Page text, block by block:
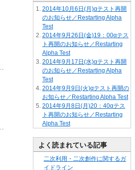
2014年10月6日(月)αテスト再開
のお知らせ／Restarting Alpha
Test
2014年9月26日(金)19：00αテス
ト再開のお知らせ／Restarting
Alpha Test
2014年9月17日(水)αテスト再開
のお知らせ／Restarting Alpha
Test
2014年9月9日(火)αテスト再開の
お知らせ／Restarting Alpha Test
2014年9月8日(月)20：40αテス
ト再開のお知らせ／Restarting
Alpha Test
よく読まれている記事
二次利用・二次創作に関するガ
イドライン